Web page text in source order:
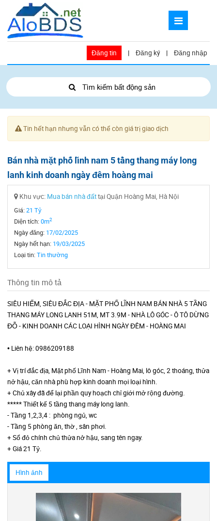
Đăng tin | Đăng ký | Đăng nhập
Tìm kiếm bất động sản
Tin hết hạn nhưng vẫn có thể còn giá trị giao dịch
Bán nhà mặt phố lĩnh nam 5 tầng thang máy long
lanh kinh doanh ngày đêm hoàng mai
Khu vực: Mua bán nhà đấttại Quận Hoàng Mai, Hà Nội
Giá:21 Tỷ
Diện tích:0m2
Ngày đăng: 17/02/2025
Ngày hết hạn: 19/03/2025
Loại tin:Tin thường
Thông tin mô tả
SIÊU HIẾM, SIÊU ĐẮC ĐỊA - MẶT PHỐ LĨNH NAM BÁN NHÀ 5 TẦNG
THANG MÁY LONG LANH 51M, MT 3.9M - NHÀ LÔ GÓC - Ô TÔ DỪNG
ĐỖ - KINH DOANH CÁC LOẠI HÌNH NGÀY ĐÊM - HOÀNG MAI
• Liên hệ: 0986209188
+ Vị trí đắc địa, Mặt phố Lĩnh Nam - Hoàng Mai, lô góc, 2 thoáng, thửa
nở hậu, căn nhà phù hợp kinh doanh mọi loại hình.
+ Chủ xây đã để lại phần quy hoạch chỉ giới mở rộng đường.
***** Thiết kế 5 tầng thang máy long lanh.
- Tầng 1,2,3,4 : phòng ngủ, wc
- Tầng 5 phòng ăn, thờ , sân phơi.
+ Sổ đỏ chính chủ thửa nở hậu, sang tên ngay.
+ Giá 21 Tỷ.
Hình ảnh